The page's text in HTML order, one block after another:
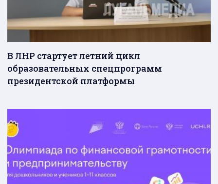
В ЛНР стартует летний цикл
образовательных спецпрограмм
президентской платформы